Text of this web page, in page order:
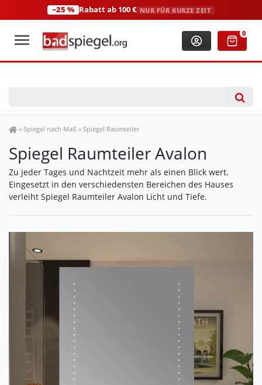
−25 % Rabatt ab 100 € NUR FÜR KURZE ZEIT
+49 (0)2306 3744580 0
Spiegel Shop
» Spiegel nach Maß » Spiegel Raumteiler
Spiegel Raumteiler Avalon
Zu jeder Tages und Nachtzeit mehr als einen Blick wert.
Eingesetzt in den verschiedensten Bereichen des Hauses
verleiht Spiegel Raumteiler Avalon Licht und Tiefe.